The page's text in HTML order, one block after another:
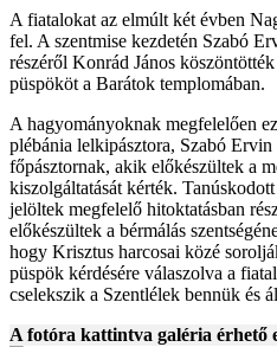
A fiatalokat az elmúlt két évben
fel. A szentmise kezdetén Szabó
részéről Konrád János
püspököt a Barátok templomában.
A hagyományoknak megfelelően
plébánia lelkipásztora, Szabó
főpásztornak, akik előkészültek a
kiszolgáltatását kérték.
jelöltek megfelelő hitoktatásban
előkészültek a bérmálás
hogy Krisztus harcosai közé
püspök kérdésére válaszolva a
cselekszik a Szentlélek bennük és
A fotóra kattintva galéria érhető